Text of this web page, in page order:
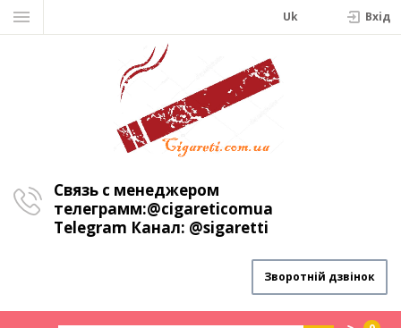
Uk Вхiд
Связь с менеджером
телеграмм:@cigareticomua
Telegram Канал: @sigaretti
Зворотній дзвінок